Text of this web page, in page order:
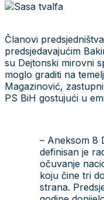
Članovi
predsjedavajućim
su Dejtonski mirovni
moglo graditi na
Magazinović,
PS BiH gostujući u
– Aneksom 8
definisan je
očuvanje
koju čine tri
strana.